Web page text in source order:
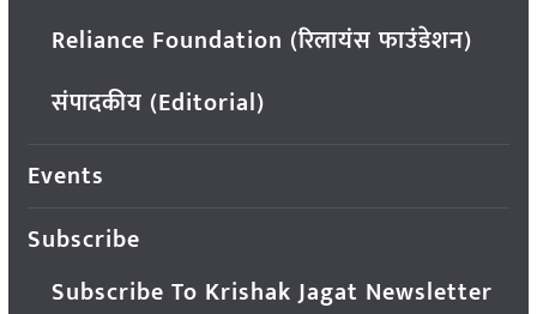
Reliance Foundation (रिलायंस फाउंडेशन)
संपादकीय (Editorial)
Events
Subscribe
Subscribe To Krishak Jagat Newsletter